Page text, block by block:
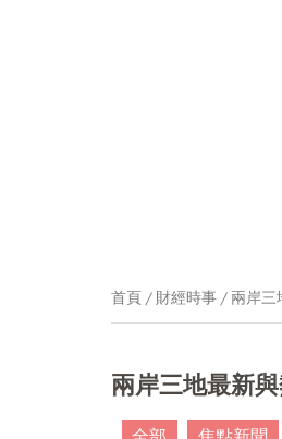
首頁 財經時事 兩岸三
兩岸三地最新